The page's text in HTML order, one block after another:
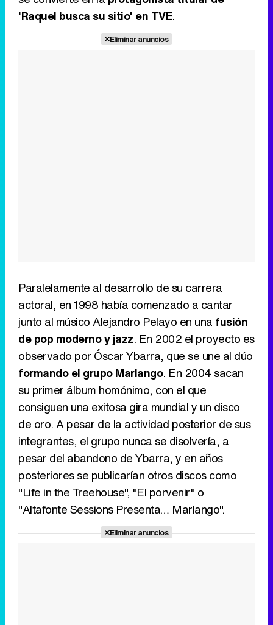
'Raquel busca su sitio' en TVE.
Eliminar anuncios
Paralelamente al desarrollo de su carrera
actoral, en 1998 había comenzado a cantar
junto al músico Alejandro Pelayo en una fusión
de pop moderno y jazz. En 2002 el proyecto es
observado por Óscar Ybarra, que se une al dúo
formando el grupo Marlango. En 2004 sacan
su primer álbum homónimo, con el que
consiguen una exitosa gira mundial y un disco
de oro. A pesar de la actividad posterior de sus
integrantes, el grupo nunca se disolvería, a
pesar del abandono de Ybarra, y en años
posteriores se publicarían otros discos como
"Life in the Treehouse", "El porvenir" o
"Altafonte Sessions Presenta… Marlango".
Eliminar anuncios